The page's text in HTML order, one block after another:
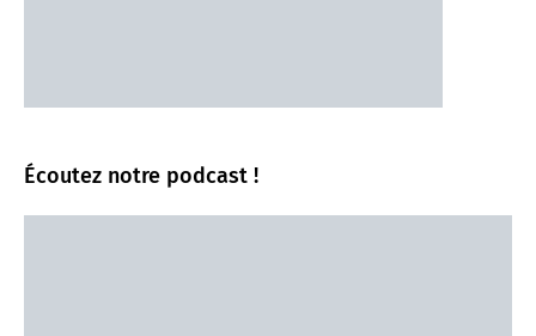
Écoutez notre podcast !